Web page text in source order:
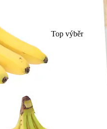
Top výběr